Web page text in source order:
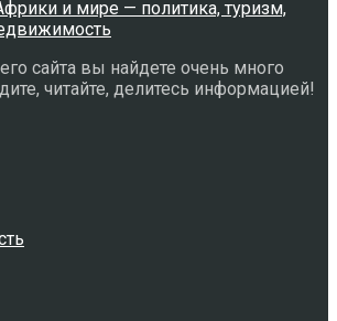
сайта вы найдете очень много
читайте, делитесь информацией!